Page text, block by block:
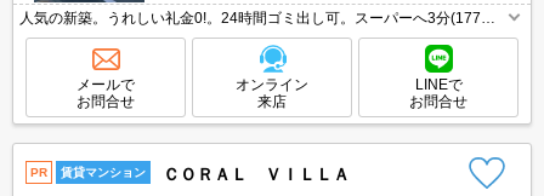
人気の新築。うれしい礼金0!。24時間ゴミ出し可。スーパーへ3分(177
m)。内見予約受付中。最新の空室状況はお気軽にお問い合わせ下さい。ペ
ット飼育の場合、敷金1ヵ月分増。
メールで
お問合せ
オンライン
来店
LINEで
お問合せ
PR 賃貸マンション ＣＯＲＡＬ ＶＩＬＬＡ